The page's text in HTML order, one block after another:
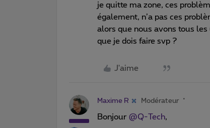
je quitte ma zone, ces
également, n’a pas ces
alors que nous avons tous les
que je dois faire svp ?
J'aime
Maxime R Modérateur
Bonjour @Q-Tech,